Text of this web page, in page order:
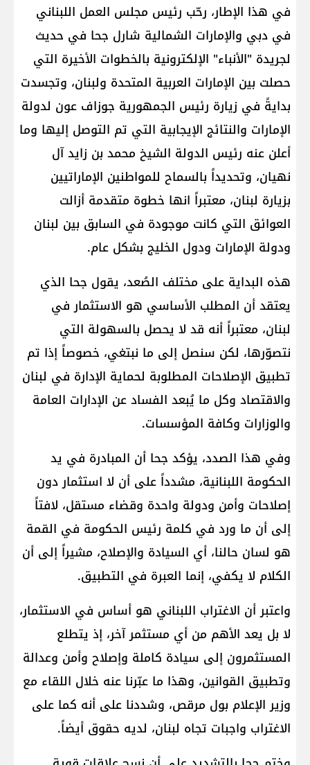
في هذا الإطار، رحّب رئيس مجلس العمل اللبناني
في دبي والإمارات الشمالية شارل جحا في حديث
لجريدة "الأنباء" الإلكترونية بالخطوات الأخيرة التي
حصلت بين الإمارات العربية المتحدة ولبنان، وتجسدت
بدايةً في زيارة رئيس الجمهورية جوزاف عون لدولة
الإمارات والنتائج الإيجابية التي تم التوصل إليها وما
أعلن عنه رئيس الدولة الشيخ محمد بن زايد آل
نهيان، وتحديداً بالسماح للمواطنين الإماراتيين
بزيارة لبنان، معتبراً انها خطوة متقدمة أزالت
العوائق التي كانت موجودة في السابق بين لبنان
ودولة الإمارات ودول الخليج بشكل عام.
هذه البداية على مختلف الصُعد، يقول جحا الذي
يعتقد أن المطلب الأساسي هو الاستثمار في
لبنان، معتبراً أنه قد لا يحصل بالسهولة التي
نتصوّرها، لكن سنصل إلى ما نبتغي، خصوصاً إذا تم
تطبيق الإصلاحات المطلوبة لحماية الإدارة في لبنان
والاقتصاد وكل ما يُبعد الفساد عن الإدارات العامة
والوزارات وكافة المؤسسات.
وفي هذا الصدد، يؤكد جحا أن المبادرة في يد
الحكومة اللبنانية، مشدداً على أن لا استثمار دون
إصلاحات وأمن ودولة واحدة وقضاء مستقل، لافتاً
إلى أن ما ورد في كلمة رئيس الحكومة في القمة
هو لسان حالنا، أي السيادة والإصلاح، مشيراً إلى أن
الكلام لا يكفي، إنما العبرة في التطبيق.
واعتبر أن الاغتراب اللبناني هو أساس في الاستثمار،
لا بل يعد الأهم من أي مستثمر آخر، إذ يتطلع
المستثمرون إلى سيادة كاملة وإصلاح وأمن وعدالة
وتطبيق القوانين، وهذا ما عبّرنا عنه خلال اللقاء مع
وزير الإعلام بول مرقص، وشددنا على أنه كما على
الاغتراب واجبات تجاه لبنان، لديه حقوق أيضاً.